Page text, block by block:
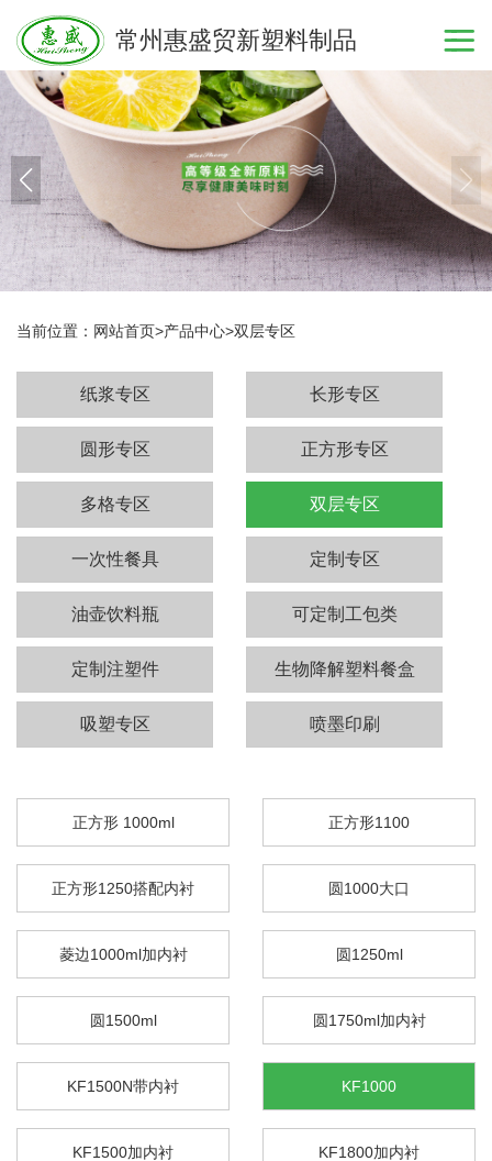
常州惠盛贸新塑料制品
当前位置： 网站首页>产品中心>双层专区
纸浆专区 长形专区
圆形专区 正方形专区
多格专区 双层专区
一次性餐具 定制专区
油壶饮料瓶 可定制工包类
定制注塑件 生物降解塑料餐盒
吸塑专区 喷墨印刷
正方形 1000ml 正方形1100
正方形1250搭配内衬 圆1000大口
菱边1000ml加内衬 圆1250ml
圆1500ml 圆1750ml加内衬
KF1500N带内衬 KF1000
KF1500加内衬 KF1800加内衬